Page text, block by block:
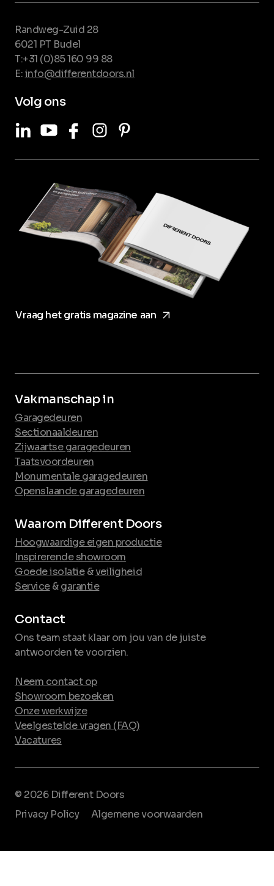
Randweg-Zuid 28
6021 PT Budel
T:+31 (0)85 160 99 88
E:info@differentdoors.nl
Volg ons
LinkedInYoutubeFacebookInstagram
Vakmanschap in
Garagedeuren
Sectionaaldeuren
Zijwaartse garagedeuren
Taatsvoordeuren
Monumentale garagedeuren
Openslaande garagedeuren
Waarom Different Doors
Hoogwaardige eigen productie
Inspirerende showroom
Goede isolatie&veiligheid
Service&garantie
Contact
Ons team staat klaar om jou van de juiste
antwoorden te voorzien.
Neem contact op
Showroom bezoeken
Onze werkwijze
Veelgestelde vragen (FAQ)
Vacatures
Vraag het gratis magazine aanarrow_forward
© 2026 Different Doors
Privacy Policy
Algemene voorwaarden